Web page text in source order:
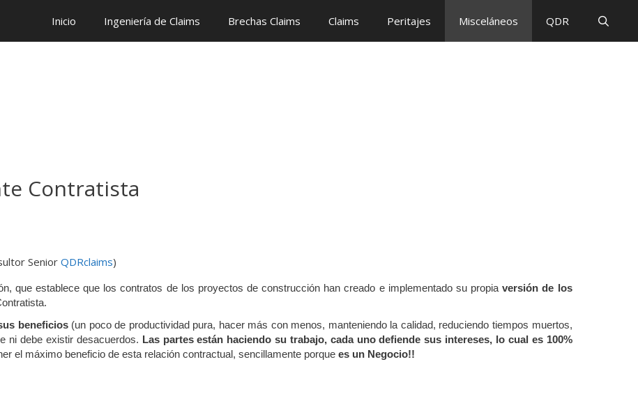
Inicio Ingeniería de Claims Brechas Claims Claims Peritajes Misceláneos QDR
Contratista
Senior QDRclaims)
que establece que los contratos de los proyectos de construcción han creado e implementado su propiaversión de los
beneficios(un poco de productividad pura, hacer más con menos, manteniendo la calidad, reduciendo tiempos muertos,
ni debe existir desacuerdos. Las partes están haciendo su trabajo, cada uno defiende sus intereses, lo cual es 100%
el máximo beneficio de esta relación contractual, sencillamente porque es un Negocio!!